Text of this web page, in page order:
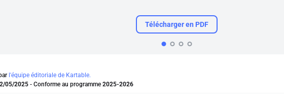
Télécharger en PDF
l'équipe éditoriale de Kartable.
05/2025 - Conforme au programme 2025-2026